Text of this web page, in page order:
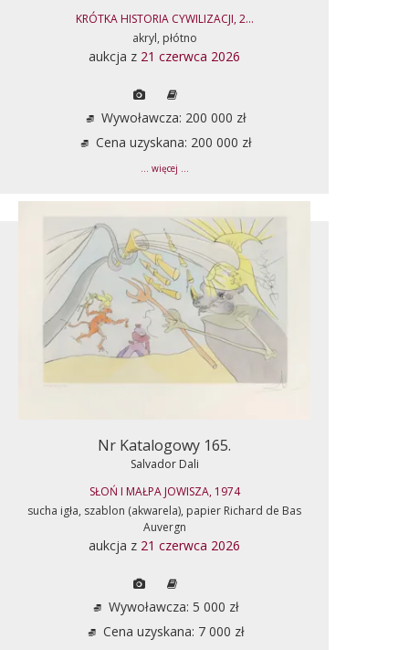
KRÓTKA HISTORIA CYWILIZACJI, 2...
akryl, płótno
aukcja z 21 czerwca 2026
Wywoławcza: 200 000 zł
Cena uzyskana: 200 000 zł
... więcej ...
Nr Katalogowy 165.
Salvador Dali
SŁOŃ I MAŁPA JOWISZA, 1974
sucha igła, szablon (akwarela), papier Richard de Bas
Auvergn
aukcja z 21 czerwca 2026
Wywoławcza: 5 000 zł
Cena uzyskana: 7 000 zł